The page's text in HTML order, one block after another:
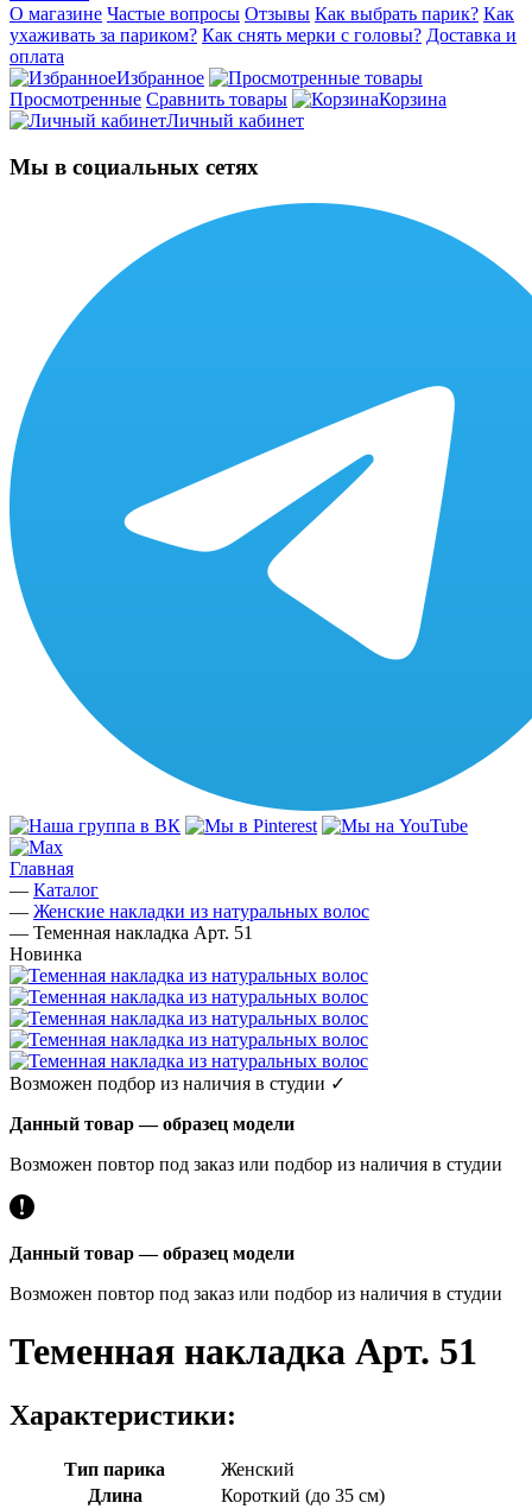
О магазине Частые вопросы Отзывы Как выбрать парик? Как
ухаживать за париком? Как снять мерки с головы? Доставка и
оплата
Избранное
Просмотренные Сравнить товары
Корзина
Личный кабинет
Мы в социальных сетях
Главная
— Каталог
— Женские накладки из натуральных волос
— Теменная накладка Арт. 51
Новинка
Возможен подбор из наличия в студии ✓
Данный товар — образец модели
Возможен повтор под заказ или подбор из наличия в студии
Данный товар — образец модели
Возможен повтор под заказ или подбор из наличия в студии
Теменная накладка Арт. 51
Характеристики:
Тип парика
Женский
Длина
Короткий (до 35 см)